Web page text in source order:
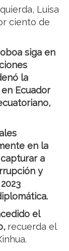
Luisa
ciento de
siga en
la
Ecuador
en la
a
y
el
recuerda el